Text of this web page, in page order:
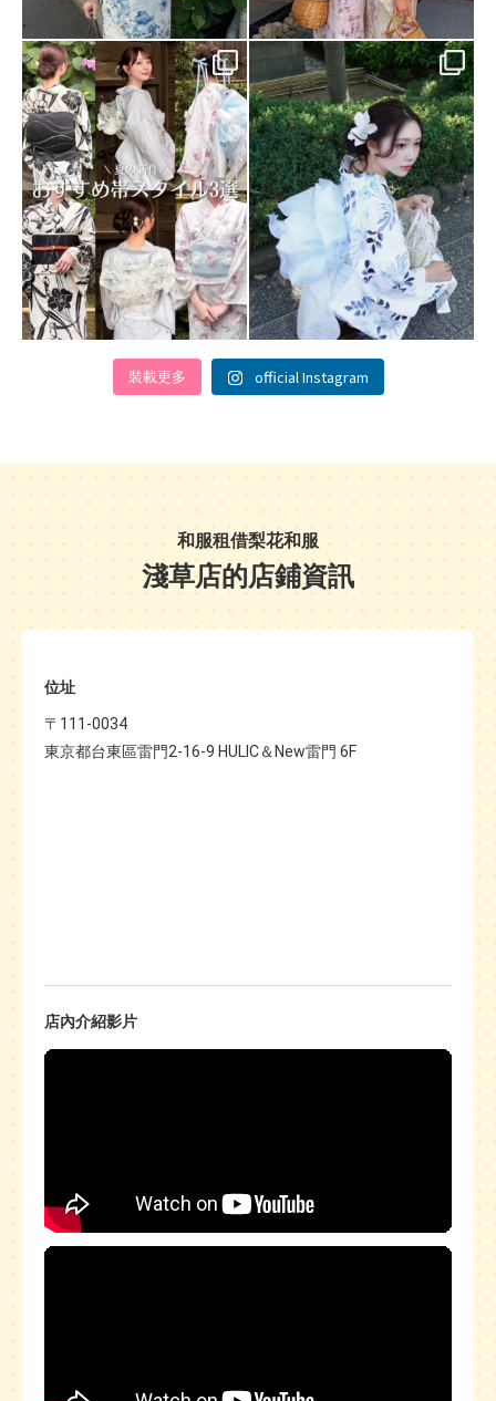
梨花和服の夏の新作帯スタイル🆕🤍
...
152 0
明日詳細をアップする夏の帯コーデ
をチラ見せ！🍉
...
129 1
裝載更多 official Instagram
和服租借梨花和服
淺草店的店鋪資訊
位址
〒111-0034
東京都台東區雷門2-16-9 HULIC＆New雷門 6F
店內介紹影片